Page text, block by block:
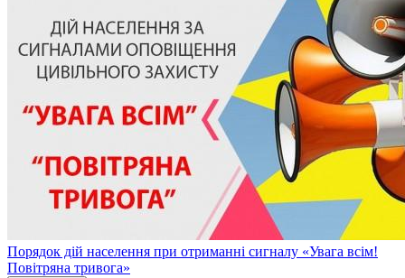
Порядок дій населення при отриманні сигналу «Увага всім!
Повітряна тривога»